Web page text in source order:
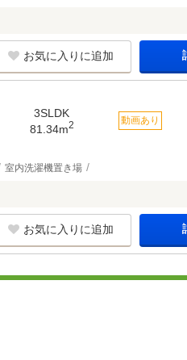
お気に入りに追加
3SLDK
81.34m2 動画あり
室内洗濯機置き場
お気に入りに追加